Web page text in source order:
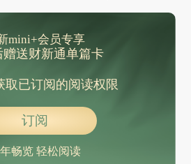
mini+会员专享
赠送财新通单篇卡
已订阅的阅读权限
订阅
畅览 轻松阅读